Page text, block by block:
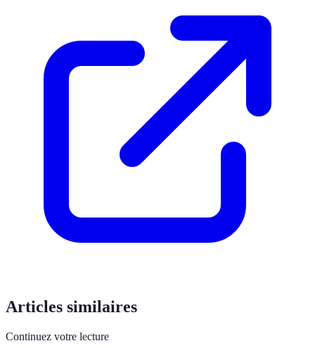
Articles similaires
Continuez votre lecture